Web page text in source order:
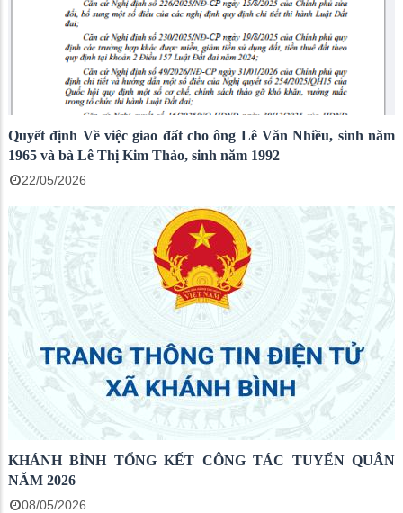
Quyết định Về việc giao đất cho ông Lê Văn Nhiều, sinh năm
1965 và bà Lê Thị Kim Thảo, sinh năm 1992
22/05/2026
KHÁNH BÌNH TỔNG KẾT CÔNG TÁC TUYỂN QUÂN
NĂM 2026
08/05/2026